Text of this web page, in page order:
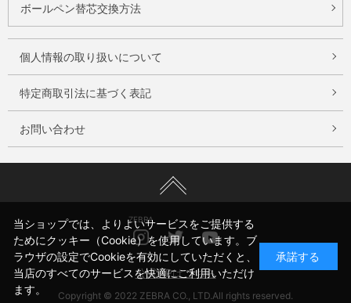
ボールペン替芯交換方法
個人情報の取り扱いについて
特定商取引法に基づく表記
お問い合わせ
ZEBRA
InstagramTwitterYoutube
公式HPはこちら
Copyright © 2022 ZEBRA CO., LTD.All rights reserved.
当ショップでは、よりよいサービスをご提供する
ためにクッキー（Cookie）を使用しています。ブ
ラウザの設定でCookieを有効にしていただくと、
当店のすべてのサービスを快適にご利用いただけ
ます。
承諾する